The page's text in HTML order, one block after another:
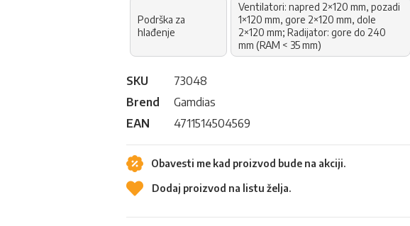
Podrška za
hlađenje
Ventilatori: napred 2×120 mm, pozadi
1×120 mm, gore 2×120 mm, dole
2×120 mm; Radijator: gore do 240
mm (RAM < 35 mm)
SKU
73048
Brend
Gamdias
EAN
4711514504569
Obavesti me kad proizvod bude na akciji.
Dodaj proizvod na listu želja.